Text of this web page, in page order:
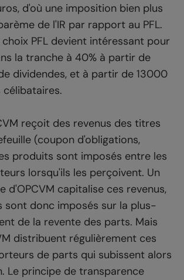
d'où une imposition bien plus
de l'IR par rapport au PFL.
PFL devient intéressant pour
la tranche à 40% à partir de
dividendes, et à partir de 13000
reçoit des revenus des titres
(coupon d'obligations,
produits sont imposés entre les
lorsqu'ils les perçoivent. Un
d'OPCVM capitalise ces revenus,
sont donc imposés sur la plus-
de la revente des parts. Mais
distribuent régulièrement ces
de parts qui subissent alors
Le principe de transparence